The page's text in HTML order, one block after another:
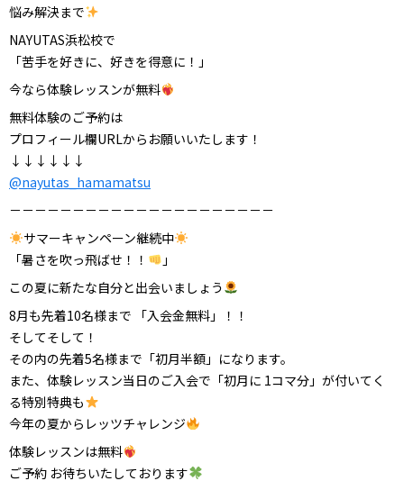
悩み解決まで
NAYUTAS浜松校で
「苦手を好きに、好きを得意に！」
今なら体験レッスンが無料
無料体験のご予約は
プロフィール欄URLからお願いいたします！
↓↓↓↓↓↓
@nayutas_hamamatsu
－－－－－－－－－－－－－－－－－－－－－
サマーキャンペーン継続中
「暑さを吹っ飛ばせ！！
」
この夏に新たな自分と出会いましょう
8月も先着10名様まで 「入会金無料」！！
そしてそして！
その内の先着5名様まで「初月半額」になります。
また、体験レッスン当日のご入会で「初月に 1コマ分」が付いてく
る特別特典も
今年の夏からレッツチャレンジ
体験レッスンは無料
ご予約 お待ちいたしております